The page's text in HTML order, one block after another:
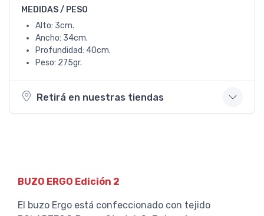
MEDIDAS / PESO
Alto: 3cm.
Ancho: 34cm.
Profundidad: 40cm.
Peso: 275gr.
Retirá en nuestras tiendas
BUZO ERGO Edición 2
El buzo Ergo está confeccionado con tejido